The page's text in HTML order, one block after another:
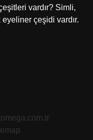
vardır? Simli,
çeşidi vardır.